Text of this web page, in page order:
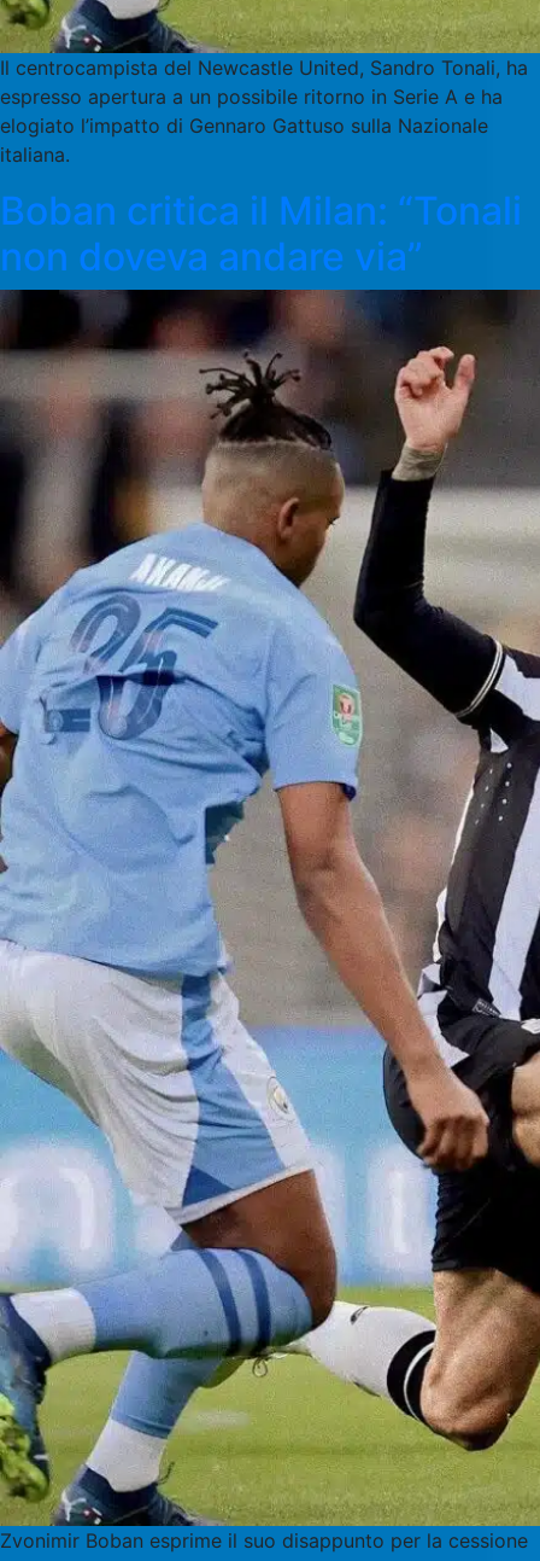
Il centrocampista del Newcastle United, Sandro Tonali, ha
espresso apertura a un possibile ritorno in Serie A e ha
elogiato l’impatto di Gennaro Gattuso sulla Nazionale
italiana.
Boban critica il Milan: “Tonali
non doveva andare via”
Zvonimir Boban esprime il suo disappunto per la cessione